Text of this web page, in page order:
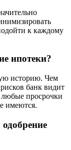
к каждому
ипотеки?
историю. Чем
банк видит
просрочки
имеются.